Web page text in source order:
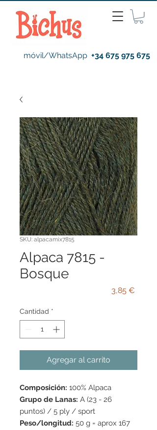
móvil/WhatsApp +34 675 975 675
SKU: alpacamix7815
Alpaca 7815 -
Bosque
3,85 €
Cantidad *
Agregar al carrito
Composición: 100% Alpaca
Grupo de Lanas: A (23 - 26
puntos) / 5 ply / sport
Peso/longitud: 50 g = aprox 167